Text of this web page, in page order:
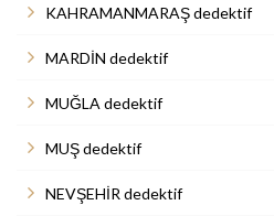
KAHRAMANMARAŞ dedektif
MARDİN dedektif
MUĞLA dedektif
MUŞ dedektif
NEVŞEHİR dedektif